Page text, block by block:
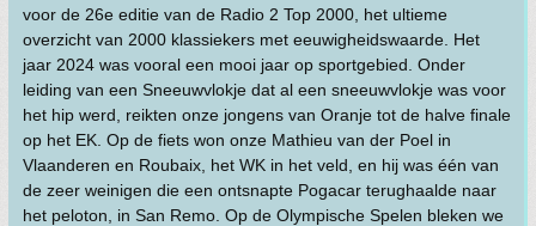
voor de 26e editie van de Radio 2 Top 2000, het ultieme
overzicht van 2000 klassiekers met eeuwigheidswaarde. Het
jaar 2024 was vooral een mooi jaar op sportgebied. Onder
leiding van een Sneeuwvlokje dat al een sneeuwvlokje was voor
het hip werd, reikten onze jongens van Oranje tot de halve finale
op het EK. Op de fiets won onze Mathieu van der Poel in
Vlaanderen en Roubaix, het WK in het veld, en hij was één van
de zeer weinigen die een ontsnapte Pogacar terughaalde naar
het peloton, in San Remo. Op de Olympische Spelen bleken we